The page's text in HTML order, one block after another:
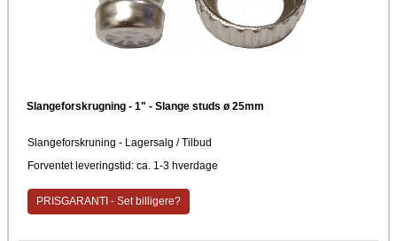
Slangeforskrugning - 1" - Slange studs ø 25mm
Slangeforskruning - Lagersalg / Tilbud
Forventet leveringstid: ca. 1-3 hverdage
PRISGARANTI - Set billigere?